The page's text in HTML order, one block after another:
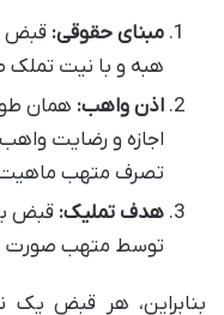
مبنای حقوقی: قبض
هبه و با نیت تملک
اذن واهب: همان
اجازه و رضایت
تصرف متهب
هدف تملیک: قبض
توسط متهب صورت
بنابراین، هر قبض